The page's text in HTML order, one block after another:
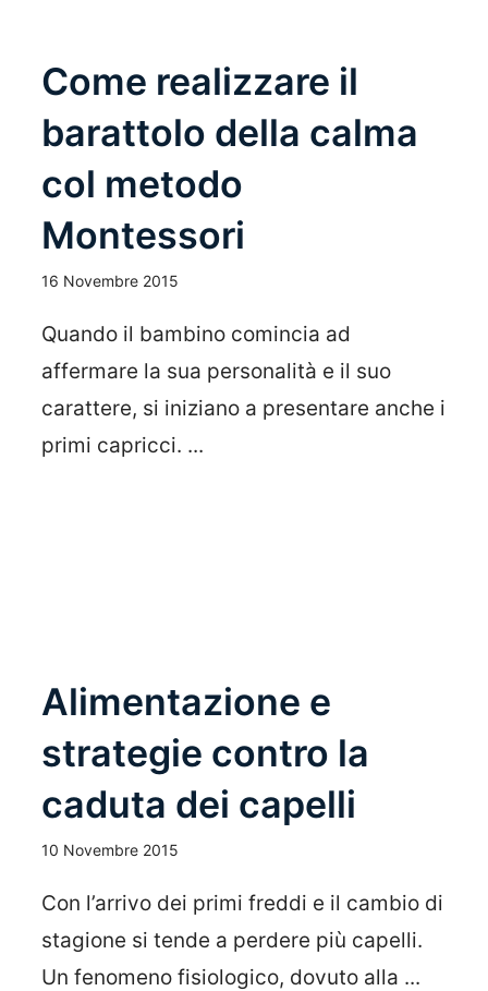
Come realizzare il
barattolo della calma
col metodo
Montessori
16 Novembre 2015
Quando il bambino comincia ad
affermare la sua personalità e il suo
carattere, si iniziano a presentare anche i
primi capricci. ...
Alimentazione e
strategie contro la
caduta dei capelli
10 Novembre 2015
Con l’arrivo dei primi freddi e il cambio di
stagione si tende a perdere più capelli.
Un fenomeno fisiologico, dovuto alla ...